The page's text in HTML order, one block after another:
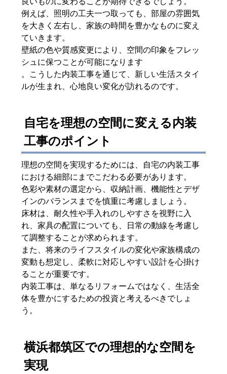
例えば、照明の工夫一つ取っても、部屋の雰囲気
を大きく左右し、家族の時間を豊かなものに変え
ていきます。
壁紙の色や質感変更により、空間の印象をフレッ
シュに保つことが可能になります
。こうした内装工事を通じて、新しい生活スタイ
ルが生まれ、心地良い変化が訪れるのです。
自宅を理想の空間に変える内装
工事のポイント
理想の空間を実現するためには、自宅の内装工事
における細部にまでこだわる必要があります。
色彩や素材の選定から、収納計画、機能性とデザ
インのバランスまでを慎重に考慮しましょう。
床材は、耐久性や手入れのしやすさを視野に入
れ、家具の配置についても、日常の動線を考慮し
て調整することが求められます。
また、将来のライフスタイルの変化や家族構成の
変動も想定し、柔軟に対応しやすい設計を心掛け
ることが重要です。
内装工事は、単なるリフォームではなく、生活全
体を豊かにするための投資と考えるべきでしょ
う。
横浜都筑区での理想的な空間を
実現